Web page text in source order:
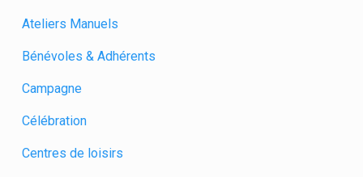
Ateliers Manuels
Bénévoles & Adhérents
Campagne
Célébration
Centres de loisirs